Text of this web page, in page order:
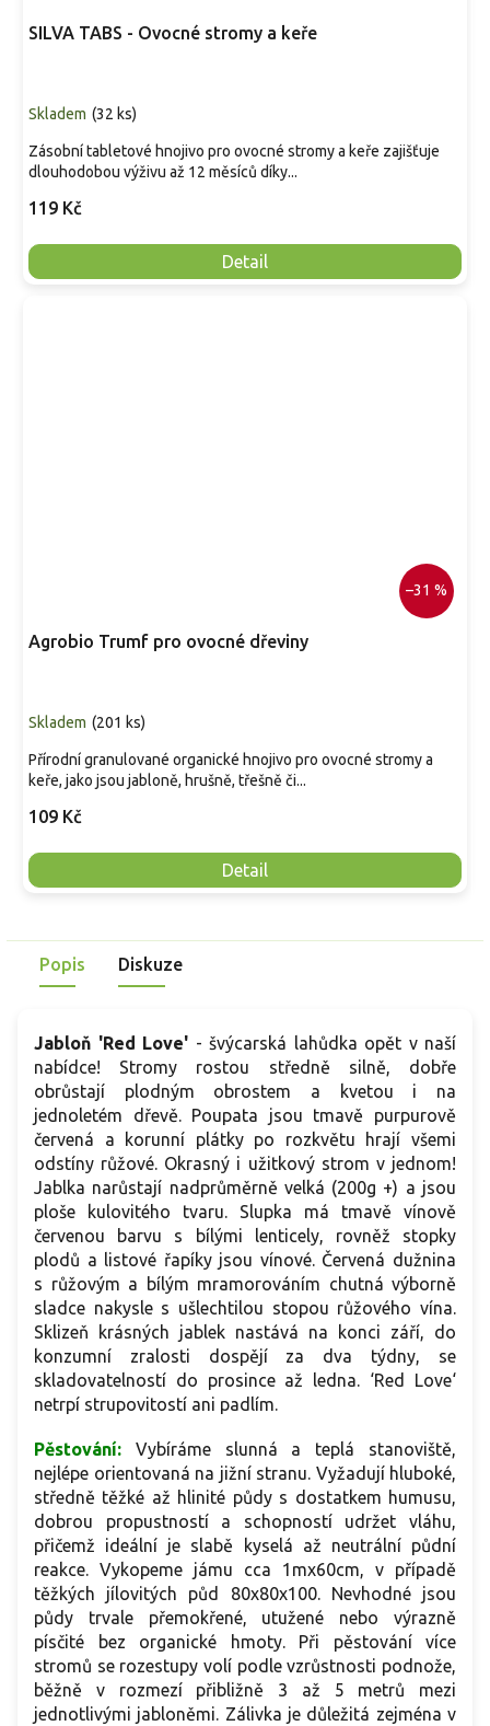
SILVA TABS - Ovocné stromy a keře
Skladem (32 ks)
119 Kč
Detail
Zásobní tabletové hnojivo pro ovocné stromy a keře zajišťuje
dlouhodobou výživu až 12 měsíců díky...
–31 %
Agrobio Trumf pro ovocné dřeviny
Skladem (201 ks)
109 Kč
Detail
Přírodní granulované organické hnojivo pro ovocné stromy a
keře, jako jsou jabloně, hrušně, třešně či...
Popis Diskuze
Jabloň 'Red Love' - švýcarská lahůdka opět v naší
nabídce! Stromy rostou středně silně, dobře
obrůstají plodným obrostem a kvetou i na
jednoletém dřevě. Poupata jsou tmavě purpurově
červená a korunní plátky po rozkvětu hrají všemi
odstíny růžové. Okrasný i užitkový strom v jednom!
Jablka narůstají nadprůměrně velká (200g +) a jsou
ploše kulovitého tvaru. Slupka má tmavě vínově
červenou barvu s bílými lenticely, rovněž stopky
plodů a listové řapíky jsou vínové. Červená dužnina
s růžovým a bílým mramorováním chutná výborně
sladce nakysle s ušlechtilou stopou růžového vína.
Sklizeň krásných jablek nastává na konci září, do
konzumní zralosti dospějí za dva týdny, se
skladovatelností do prosince až ledna. ‘Red Love‘
netrpí strupovitostí ani padlím.
Pěstování: Vybíráme slunná a teplá stanoviště,
nejlépe orientovaná na jižní stranu. Vyžadují hluboké,
středně těžké až hlinité půdy s dostatkem humusu,
dobrou propustností a schopností udržet vláhu,
přičemž ideální je slabě kyselá až neutrální půdní
reakce. Vykopeme jámu cca 1mx60cm, v případě
těžkých jílovitých půd 80x80x100. Nevhodné jsou
půdy trvale přemokřené, utužené nebo výrazně
písčité bez organické hmoty. Při pěstování více
stromů se rozestupy volí podle vzrůstnosti podnože,
běžně v rozmezí přibližně 3 až 5 metrů mezi
jednotlivými jabloněmi. Zálivka je důležitá zejména v